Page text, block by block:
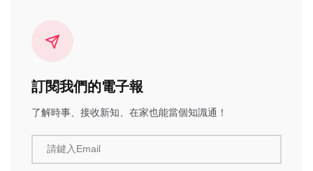
訂閱我們的電子報
了解時事、接收新知、在家也能當個知識通！
請鍵入Email